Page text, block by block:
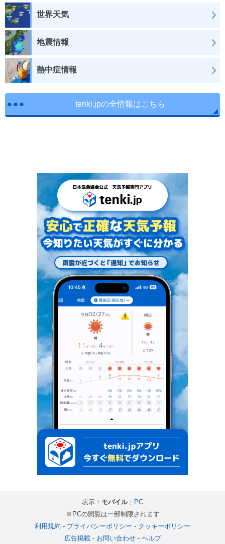
世界天気
地震情報
熱中症情報
tenki.jpの全情報はこちら
表示： モバイル｜ PC
※PCの閲覧は一部制限されます
利用規約 - プライバシーポリシー - クッキーポリシー
広告掲載- お問い合わせ- ヘルプ